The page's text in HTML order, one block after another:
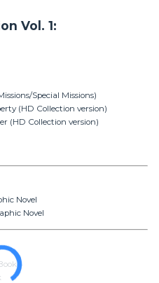
Vol. 1:
Special Missions)
(HD Collection version)
(HD Collection version)
Novel
Novel